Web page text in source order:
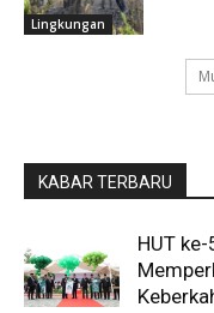
Lingkungan
KABAR TERBARU
HUT